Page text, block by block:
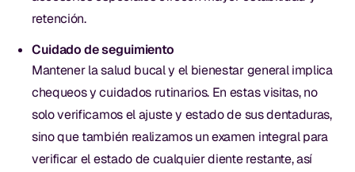
retención.
Cuidado de seguimiento
Mantener la salud bucal y el bienestar general implica
chequeos y cuidados rutinarios. En estas visitas, no
solo verificamos el ajuste y estado de sus dentaduras,
sino que también realizamos un examen integral para
verificar el estado de cualquier diente restante, así